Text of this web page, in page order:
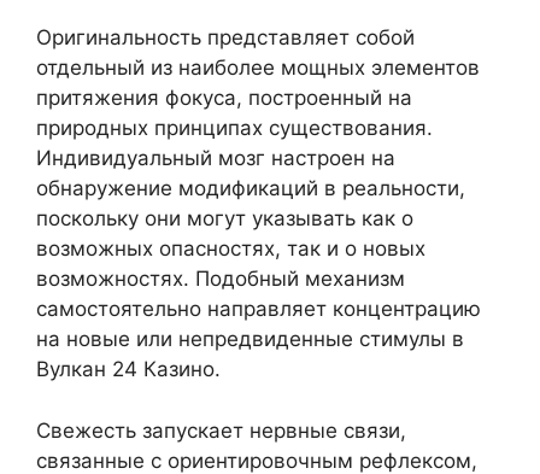
Оригинальность представляет собой
отдельный из наиболее мощных элементов
притяжения фокуса, построенный на
природных принципах существования.
Индивидуальный мозг настроен на
обнаружение модификаций в реальности,
поскольку они могут указывать как о
возможных опасностях, так и о новых
возможностях. Подобный механизм
самостоятельно направляет концентрацию
на новые или непредвиденные стимулы в
Вулкан 24 Казино.
Свежесть запускает нервные связи,
связанные с ориентировочным рефлексом,